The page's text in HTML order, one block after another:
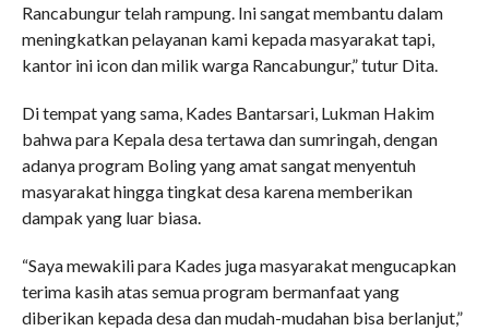
Rancabungur telah rampung. Ini sangat membantu dalam
meningkatkan pelayanan kami kepada masyarakat tapi,
kantor ini icon dan milik warga Rancabungur,” tutur Dita.
Di tempat yang sama, Kades Bantarsari, Lukman Hakim
bahwa para Kepala desa tertawa dan sumringah, dengan
adanya program Boling yang amat sangat menyentuh
masyarakat hingga tingkat desa karena memberikan
dampak yang luar biasa.
“Saya mewakili para Kades juga masyarakat mengucapkan
terima kasih atas semua program bermanfaat yang
diberikan kepada desa dan mudah-mudahan bisa berlanjut,”